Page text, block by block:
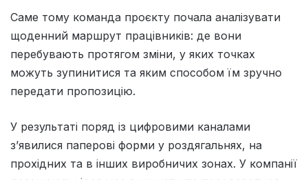
Саме тому команда проєкту почала аналізувати
щоденний маршрут працівників: де вони
перебувають протягом зміни, у яких точках
можуть зупинитися та яким способом їм зручно
передати пропозицію.
У результаті поряд із цифровими каналами
з’явилися паперові форми у роздягальнях, на
прохідних та в інших виробничих зонах. У компанії